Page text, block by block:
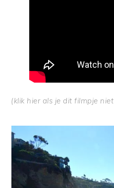
(klik hierals je dit filmpje